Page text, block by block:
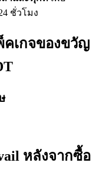
ชั่วโมง
คเกจของขวัญ
หลังจากซื้อ